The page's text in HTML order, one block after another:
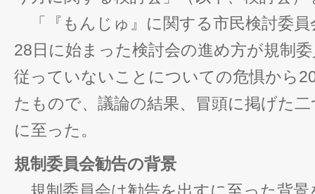
「『もんじゅ』に関する市民検討委員
28日に始まった検討会の進め方が規制
従っていないことについての危惧から
たもので、議論の結果、冒頭に掲げた
に至った。
規制委員会勧告の背景